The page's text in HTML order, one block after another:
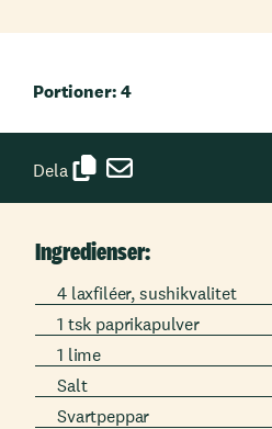
Portioner: 4
Dela
Ingredienser:
4 laxfiléer, sushikvalitet
1 tsk paprikapulver
1 lime
Salt
Svartpeppar